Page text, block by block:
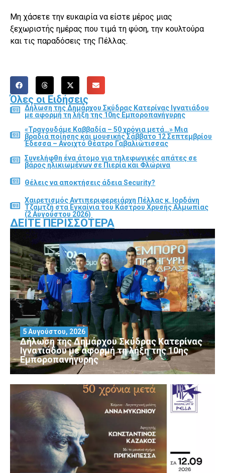
Μη χάσετε την ευκαιρία να είστε μέρος μιας
ξεχωριστής ημέρας που τιμά τη φύση, την κουλτούρα
και τις παραδόσεις της Πέλλας.
Όλες οι Ειδήσεις
Δήλωση της Δημάρχου Σκύδρας Κατερίνας Ιγνατιάδου
με αφορμή τη λήξη της 10ης Εμποροπανήγυρης
«Τραγουδάμε Καββαδία – 50 χρόνια μετά…» Μια
βραδιά ποίησης και μουσικής Σάββατο 12 Σεπτεμβρίου
Έδεσσα – Ανοιχτό Θέατρο Γαβαλιώτισσας
Συνελήφθη ένα άτομο για τηλεφωνικές απάτες σε
βάρος ηλικιωμένων σε Πιερία και Φλώρινα
Θέλεις να αποκτήσεις άδεια Security?
Χαιρετισμός Αντιπεριφερειάρχη Πέλλας κ. Ιορδάνη
Τζαμτζή στα Εγκαίνια του Κάστρου Χρυσής Αλμωπίας
(2 Αυγούστου 2026)
ΔΕΊΤΕ ΠΕΡΙΣΣΌΤΕΡΑ
Δήλωση της Δημάρχου Σκύδρας Κατερίνας
Ιγνατιάδου με αφορμή τη λήξη της 10ης
Εμποροπανήγυρης
5 Αυγούστου, 2026